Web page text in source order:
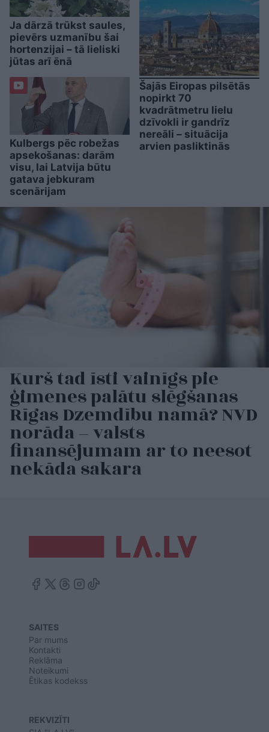
Ja dārzā trūkst saules,
pievērs uzmanību šai
hortenzijai – tā lieliski
jūtas arī ēnā
Kulbergs pēc robežas
apsekošanas: darām
visu, lai Latvija būtu
gatava jebkuram
scenārijam
Šajās Eiropas pilsētās
nopirkt 70
kvadrātmetru lielu
dzīvokli ir gandrīz
nereāli – situācija
arvien pasliktinās
Kurš tad īsti vainīgs pie
ģimenes palātu slēgšanas
Rīgas Dzemdību namā? NVD
norāda – valsts
finansējumam ar to neesot
nekāda sakara
SAITES
Par mums
Kontakti
Reklāma
Noteikumi
Ētikas kodekss
REKVIZĪTI